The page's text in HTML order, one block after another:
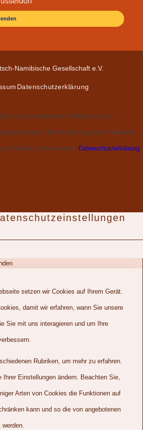
Namibische Gesellschaft e.V.
Datenschutzerklärung
zum einwandfreien Betrieb und zur
Mit der Nutzung dieser Webseite
Cookies, sowie unserer Datenschutzerklärung
setzen wir Cookies auf Ihrem Gerät.
damit wir erfahren, wann Sie unsere
Sie mit uns interagieren und um Ihre
Rubriken, um mehr zu erfahren.
Ihrer Einstellungen ändern. Beachten Sie,
Arten von Cookies die Funktionen auf
kann und so die von angebotenen
werden.